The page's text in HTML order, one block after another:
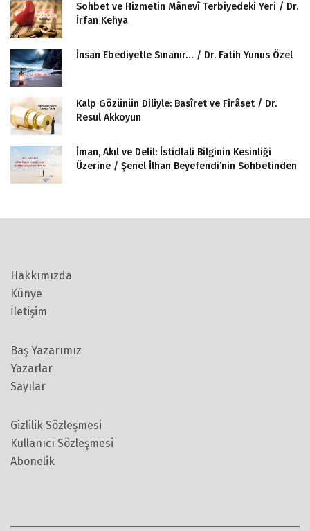
Sohbet ve Hizmetin Mânevî Terbiyedeki Yeri / Dr.
İrfan Kehya
İnsan Ebediyetle Sınanır… / Dr. Fatih Yunus Özel
Kalp Gözünün Diliyle: Basîret ve Firâset / Dr.
Resul Akkoyun
İman, Akıl ve Delil: İstidlali Bilginin Kesinliği
Üzerine / Şenel İlhan Beyefendi’nin Sohbetinden
Hakkımızda
Künye
İletişim
Baş Yazarımız
Yazarlar
Sayılar
Gizlilik Sözleşmesi
Kullanıcı Sözleşmesi
Abonelik